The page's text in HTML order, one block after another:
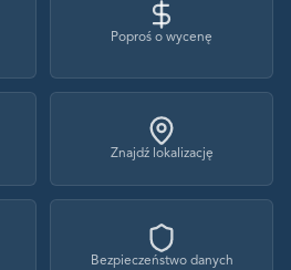
Poproś o wycenę
Znajdź lokalizację
Bezpieczeństwo danych